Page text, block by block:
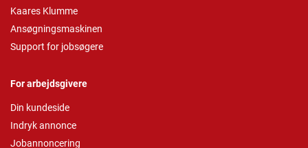
Kaares Klumme
Ansøgningsmaskinen
Support for jobsøgere
For arbejdsgivere
Din kundeside
Indryk annonce
Jobannoncering